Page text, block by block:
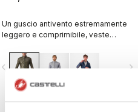
Un guscio antivento estremamente
leggero e comprimibile, veste
elasticizzati traspiranti e permette di
utilizzare i tuoi capi Castelli preferiti
con diverse temperature.
navigate_next